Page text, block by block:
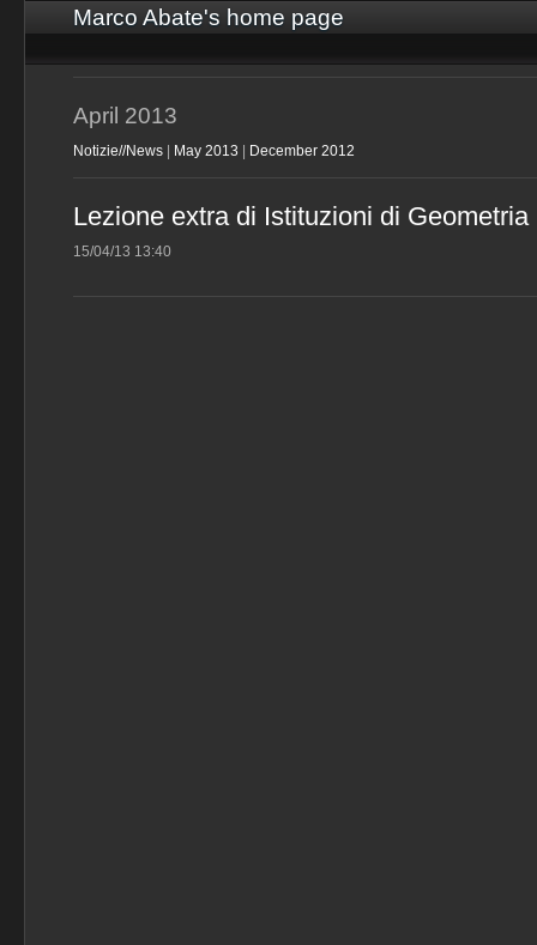
Marco Abate's home page
April 2013
Notizie//News May 2013 December 2012
Lezione extra di Istituzioni di Geometria
15/04/13 13:40